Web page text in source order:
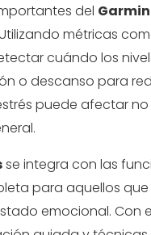
del
métricas
cuándo los
o descanso para
puede afectar
se integra con las
para aquellos
emocional. Con